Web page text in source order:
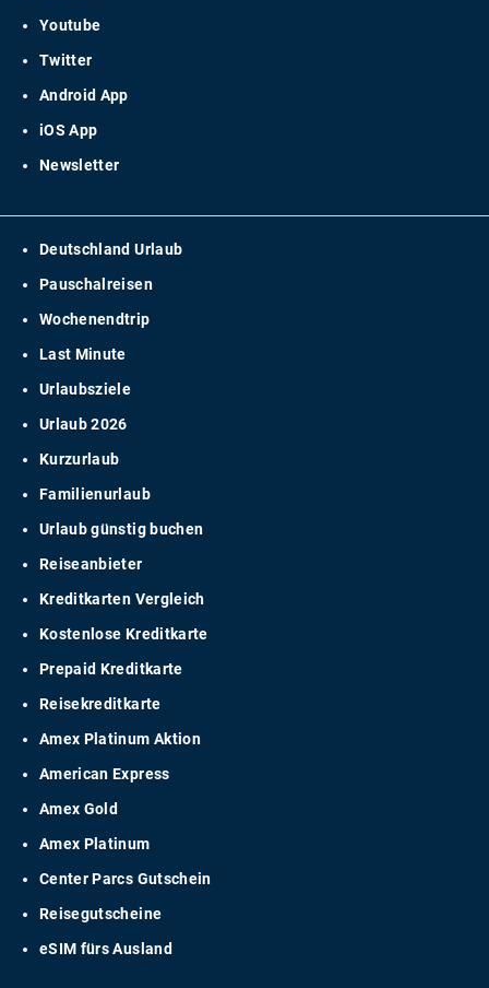
Youtube
Twitter
Android App
iOS App
Newsletter
Deutschland Urlaub
Pauschalreisen
Wochenendtrip
Last Minute
Urlaubsziele
Urlaub 2026
Kurzurlaub
Familienurlaub
Urlaub günstig buchen
Reiseanbieter
Kreditkarten Vergleich
Kostenlose Kreditkarte
Prepaid Kreditkarte
Reisekreditkarte
Amex Platinum Aktion
American Express
Amex Gold
Amex Platinum
Center Parcs Gutschein
Reisegutscheine
eSIM fürs Ausland